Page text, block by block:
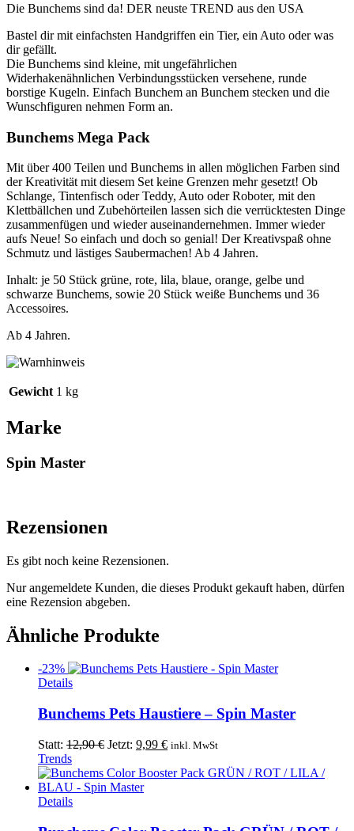
Die Bunchems sind da! DER neuste TREND aus den USA
Bastel dir mit einfachsten Handgriffen ein Tier, ein Auto oder was
dir gefällt.
Die Bunchems sind kleine, mit ungefährlichen
Widerhakenähnlichen Verbindungsstücken versehene, runde
borstige Kugeln. Einfach Bunchem an Bunchem stecken und die
Wunschfiguren nehmen Form an.
Bunchems Mega Pack
Mit über 400 Teilen und Bunchems in allen möglichen Farben sind
der Kreativität mit diesem Set keine Grenzen mehr gesetzt! Ob
Schlange, Tintenfisch oder Teddy, Auto oder Roboter, mit den
Klettbällchen und Zubehörteilen lassen sich die verrücktesten Dinge
zusammenfügen und wieder auseinandernehmen. Immer wieder
aufs Neue! So einfach und doch so genial! Der Kreativspaß ohne
Schmutz und lästiges Saubermachen! Ab 4 Jahren.
Inhalt: je 50 Stück grüne, rote, lila, blaue, orange, gelbe und
schwarze Bunchems, sowie 20 Stück weiße Bunchems und 36
Accessoires.
Ab 4 Jahren.
Gewicht 1 kg
Marke
Spin Master
Rezensionen
Es gibt noch keine Rezensionen.
Nur angemeldete Kunden, die dieses Produkt gekauft haben, dürfen
eine Rezension abgeben.
Ähnliche Produkte
-23%
Details
Bunchems Pets Haustiere – Spin Master
Statt: 12,90€ Ursprünglicher
war:
12,90 €
Jetzt: 9,99 €Aktueller
ist:
inkl. MwSt
Trends
DetailsDieses